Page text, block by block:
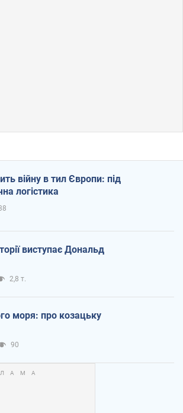
війну в тил Європи: під
логістика
виступає Дональд
2,8 т.
моря: про козацьку
90